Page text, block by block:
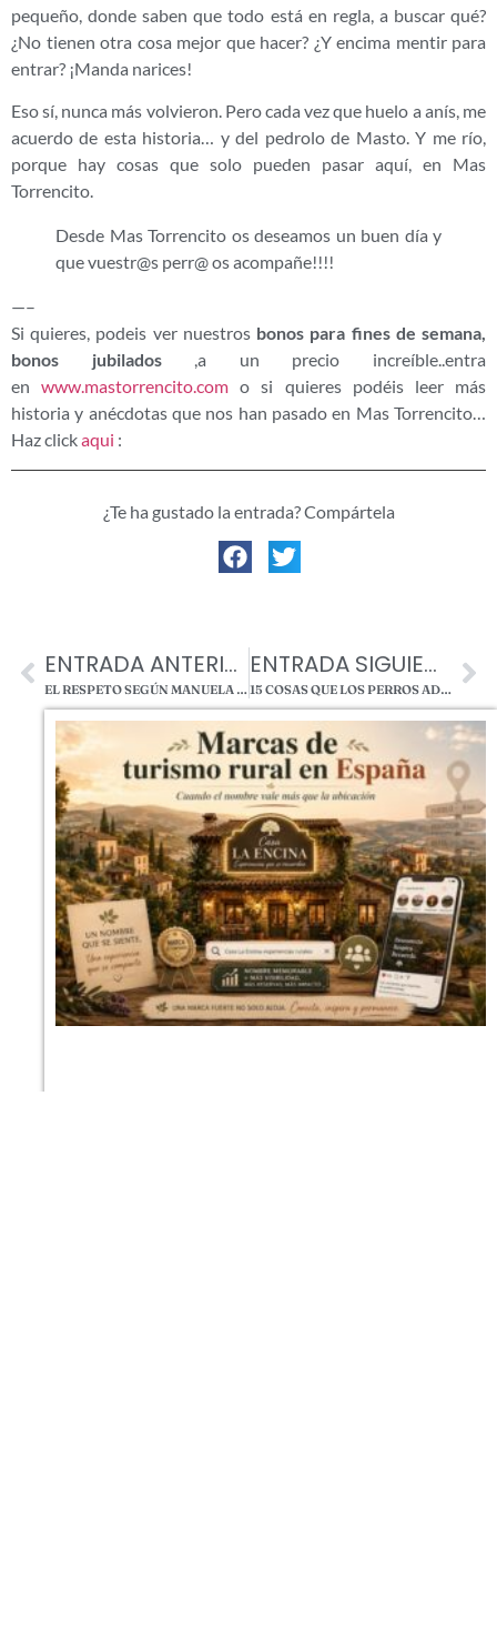
pequeño, donde saben que todo está en regla, a buscar qué?
¿No tienen otra cosa mejor que hacer? ¿Y encima mentir para
entrar? ¡Manda narices!
Eso sí, nunca más volvieron. Pero cada vez que huelo a anís, me
acuerdo de esta historia… y del pedrolo de Masto. Y me río,
porque hay cosas que solo pueden pasar aquí, en Mas
Torrencito.
Desde Mas Torrencito os deseamos un buen día y
que vuestr@s perr@ os acompañe!!!!
—–
Si quieres, podeis ver nuestros bonos para fines de semana,
bonos jubilados,a un precio increíble..entra
enwww.mastorrencito.com o si quieres podéis leer más
historia y anécdotas que nos han pasado en Mas Torrencito…
Haz clickaqui :
¿Te ha gustado la entrada? Compártela
ENTRADA ANTERIOR
EL RESPETO SEGÚN MANUELA DE MASTORRENCITO
ENTRADA SIGUIENTE
15 COSAS QUE LOS PERROS ADORAN